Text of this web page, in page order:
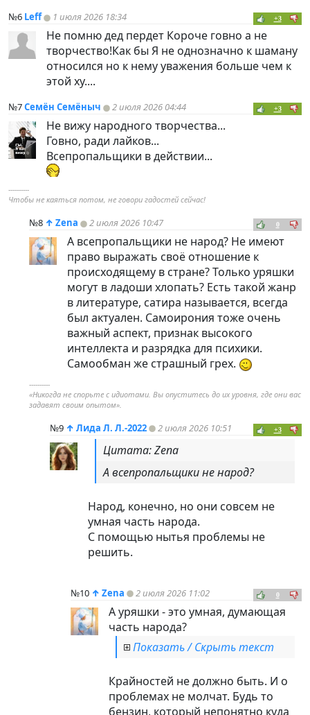
№6 Leff 1 июля 2026 18:34 +3
Не помню дед пердет Короче говно а не
творчество!Как бы Я не однозначно к шаману
относился но к нему уважения больше чем к
этой ху....
№7Семён Семёныч 2 июля 2026 04:44 +3
Не вижу народного творчества...
Говно, ради лайков...
Всепропальщики в действии...
----------
Чтобы не каяться потом, не говори гадостей сейчас!
№8 ↑ Zena 2 июля 2026 10:47 0
А всепропальщики не народ? Не имеют
право выражать своё отношение к
происходящему в стране? Только уряшки
могут в ладоши хлопать? Есть такой жанр
в литературе, сатира называется, всегда
был актуален. Самоирония тоже очень
важный аспект, признак высокого
интеллекта и разрядка для психики.
Самообман же страшный грех.
----------
«Никогда не спорьте с идиотами. Вы опуститесь до их уровня, где они вас
задавят своим опытом».
№9 ↑ Лида Л. Л.-2022 2 июля 2026 10:51 +3
Цитата: Zena
А всепропальщики не народ?
Народ, конечно, но они совсем не
умная часть народа.
С помощью нытья проблемы не
решить.
№10 ↑ Zena 2 июля 2026 11:02 0
А уряшки - это умная, думающая
часть народа?
Показать / Скрыть текст
Крайностей не должно быть. И о
проблемах не молчат. Будь то
бензин, который непонятно куда